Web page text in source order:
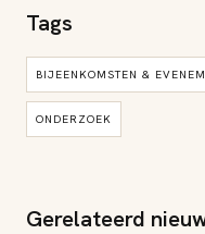
Tags
BIJEENKOMSTEN &
ONDERZOEK
Gerelateerd